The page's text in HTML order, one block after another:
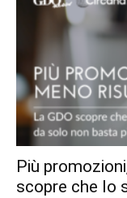
Più
scopre che lo